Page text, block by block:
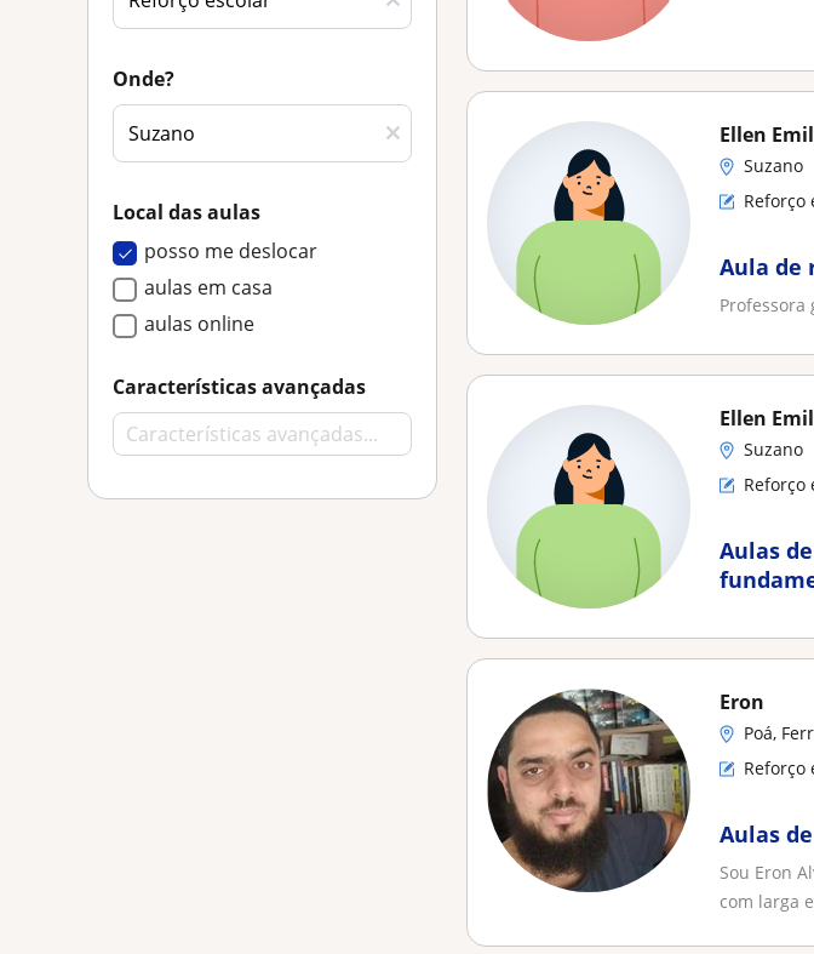
Onde?
Local das aulas
posso me deslocar
aulas em casa
aulas online
Características avançadas
Ellen
Suzano
Reforço
Aula de
Ellen
Suzano
Reforço
Aulas
Eron
Poá,
Reforço
Aulas
Sou Eron
com larga